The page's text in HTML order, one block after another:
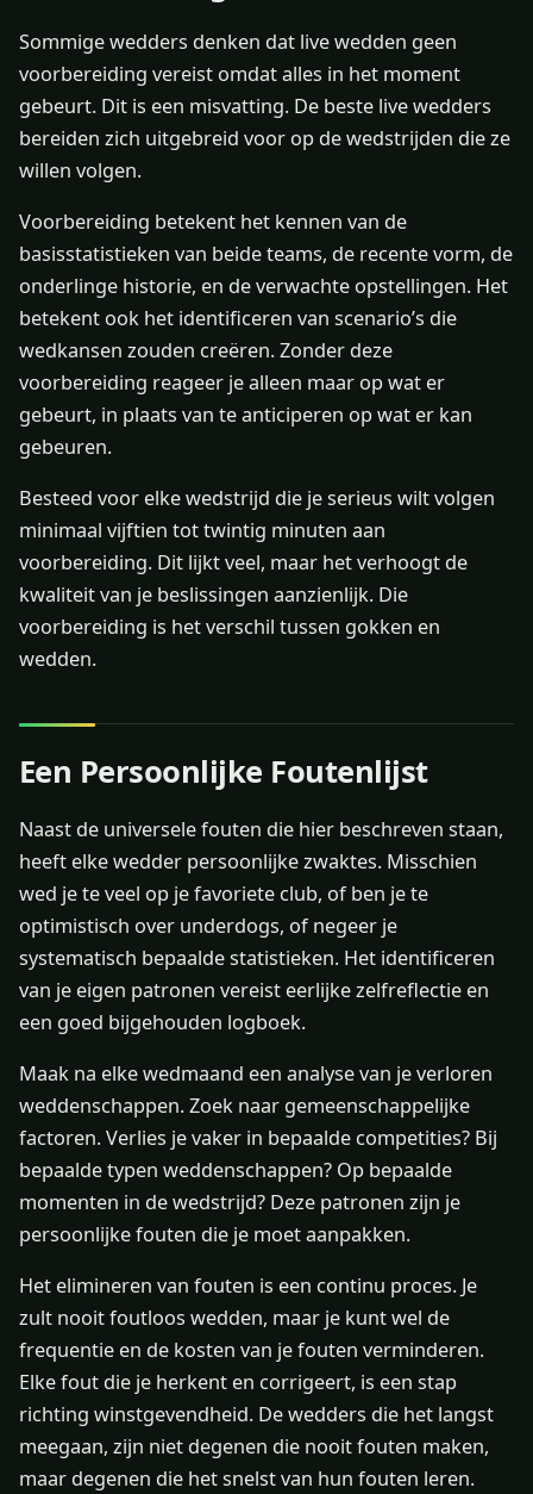
Sommige wedders denken dat live wedden geen
voorbereiding vereist omdat alles in het moment
gebeurt. Dit is een misvatting. De beste live wedders
bereiden zich uitgebreid voor op de wedstrijden die ze
willen volgen.
Voorbereiding betekent het kennen van de
basisstatistieken van beide teams, de recente vorm, de
onderlinge historie, en de verwachte opstellingen. Het
betekent ook het identificeren van scenario’s die
wedkansen zouden creëren. Zonder deze
voorbereiding reageer je alleen maar op wat er
gebeurt, in plaats van te anticiperen op wat er kan
gebeuren.
Besteed voor elke wedstrijd die je serieus wilt volgen
minimaal vijftien tot twintig minuten aan
voorbereiding. Dit lijkt veel, maar het verhoogt de
kwaliteit van je beslissingen aanzienlijk. Die
voorbereiding is het verschil tussen gokken en
wedden.
Een Persoonlijke Foutenlijst
Naast de universele fouten die hier beschreven staan,
heeft elke wedder persoonlijke zwaktes. Misschien
wed je te veel op je favoriete club, of ben je te
optimistisch over underdogs, of negeer je
systematisch bepaalde statistieken. Het identificeren
van je eigen patronen vereist eerlijke zelfreflectie en
een goed bijgehouden logboek.
Maak na elke wedmaand een analyse van je verloren
weddenschappen. Zoek naar gemeenschappelijke
factoren. Verlies je vaker in bepaalde competities? Bij
bepaalde typen weddenschappen? Op bepaalde
momenten in de wedstrijd? Deze patronen zijn je
persoonlijke fouten die je moet aanpakken.
Het elimineren van fouten is een continu proces. Je
zult nooit foutloos wedden, maar je kunt wel de
frequentie en de kosten van je fouten verminderen.
Elke fout die je herkent en corrigeert, is een stap
richting winstgevendheid. De wedders die het langst
meegaan, zijn niet degenen die nooit fouten maken,
maar degenen die het snelst van hun fouten leren.